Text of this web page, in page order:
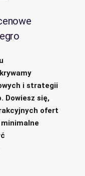
i strategii
Dowiesz się,
ofert